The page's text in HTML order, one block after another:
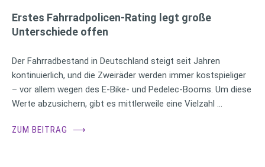
Erstes Fahrradpolicen-Rating legt große
Unterschiede offen
Der Fahrradbestand in Deutschland steigt seit Jahren
kontinuierlich, und die Zweiräder werden immer kostspieliger
– vor allem wegen des E-Bike- und Pedelec-Booms. Um diese
Werte abzusichern, gibt es mittlerweile eine Vielzahl …
ZUM BEITRAG ⟶